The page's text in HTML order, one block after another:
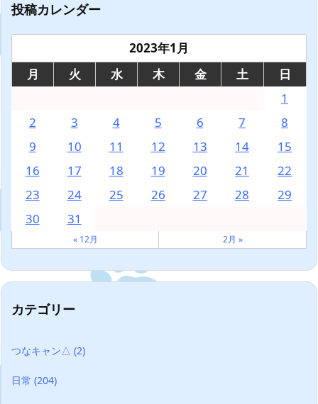
投稿カレンダー
2023年1月
月
火 水 木 金 土
日
1
2
3 4 5 6 7
8
9
10 11 12 13 14
15
16
17 18 19 20 21
22
23
24 25 26 27 28
29
30
31
« 12月 2月 »
カテゴリー
つなキャン△ (2)
日常 (204)